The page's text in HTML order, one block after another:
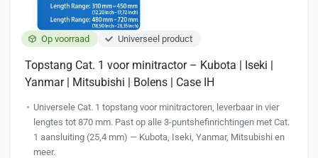
Op voorraad Universeel product
Topstang Cat. 1 voor minitractor – Kubota | Iseki |
Yanmar | Mitsubishi | Bolens | Case IH
Universele Cat. 1 topstang voor minitractoren, leverbaar in vier
lengtes tot 870 mm. Past op alle 3-puntshefinrichtingen met Cat.
1 aansluiting (25,4 mm) — Kubota, Iseki, Yanmar, Mitsubishi en
meer.